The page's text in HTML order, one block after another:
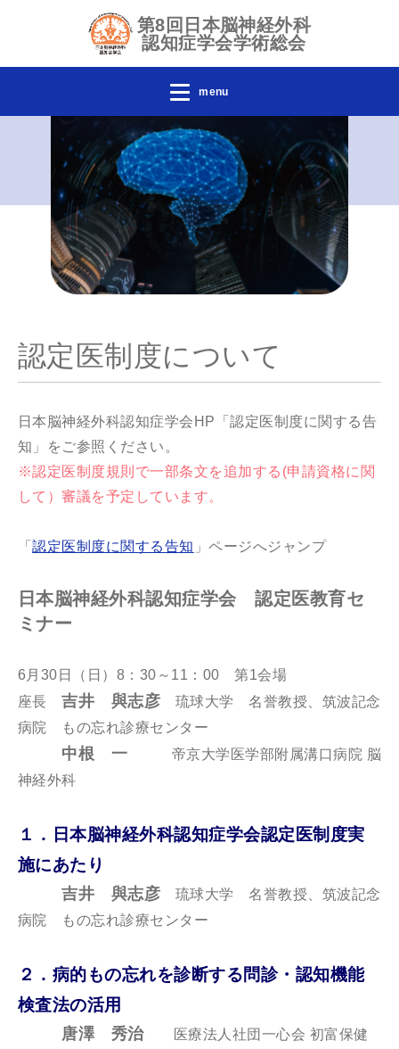
第8回日本脳神経外科
認知症学会学術総会
menu
認定医制度について
日本脳神経外科認知症学会HP「認定医制度に関する告
知」をご参照ください。
※認定医制度規則で一部条文を追加する(申請資格に関
して）審議を予定しています。
「認定医制度に関する告知 」ページへジャンプ
日本脳神経外科認知症学会 認定医教育セ
ミナー
6月30日（日）8：30～11：00 第1会場
座長吉井 與志彦 琉球大学 名誉教授、筑波記念
病院 もの忘れ診療センター
中根 一 帝京大学医学部附属溝口病院 脳
神経外科
１．日本脳神経外科認知症学会認定医制度実
施にあたり
吉井 與志彦 琉球大学 名誉教授、筑波記念
病院 もの忘れ診療センター
２．病的もの忘れを診断する問診・認知機能
検査法の活用
唐澤 秀治医療法人社団一心会 初富保健